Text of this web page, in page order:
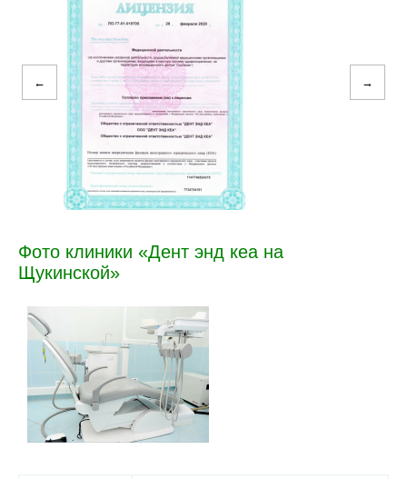
← →
Фото клиники «Дент энд кеа на
Щукинской»